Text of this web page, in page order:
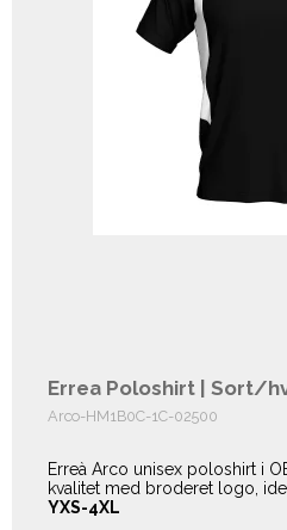
Errea Poloshirt | Sort/
Arco-HM1B0C-1C-02500
Erreà Arco unisex poloshirt i
kvalitet med broderet logo,
YXS-4XL